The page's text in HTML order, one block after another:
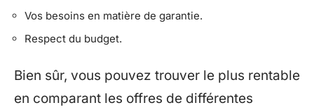
Vos besoins en matière de garantie.
Respect du budget.
Bien sûr, vous pouvez trouver le plus rentable
en comparant les offres de différentes